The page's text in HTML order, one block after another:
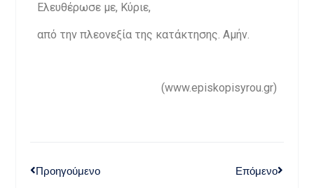
Ελευθέρωσε με, Κύριε,
από την πλεονεξία της κατάκτησης. Αμήν.
(www.episkopisyrou.gr)
Προηγούμενο Επόμενο